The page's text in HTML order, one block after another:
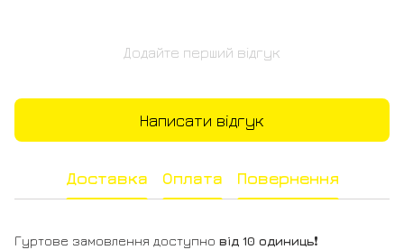
Додайте перший відгук
Написати відгук
Доставка Оплата Повернення
Гуртове замовлення доступно від 10 одиниць❗️